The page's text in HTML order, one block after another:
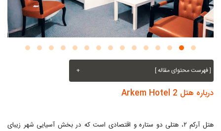
[ فهرست محتوای مقاله ] +
درباره هتل Arkem Hotel 2
هتل آرکم ۲، هتلی دو ستاره و اقتصادی است که در بخش آسیایی شهر زیبای